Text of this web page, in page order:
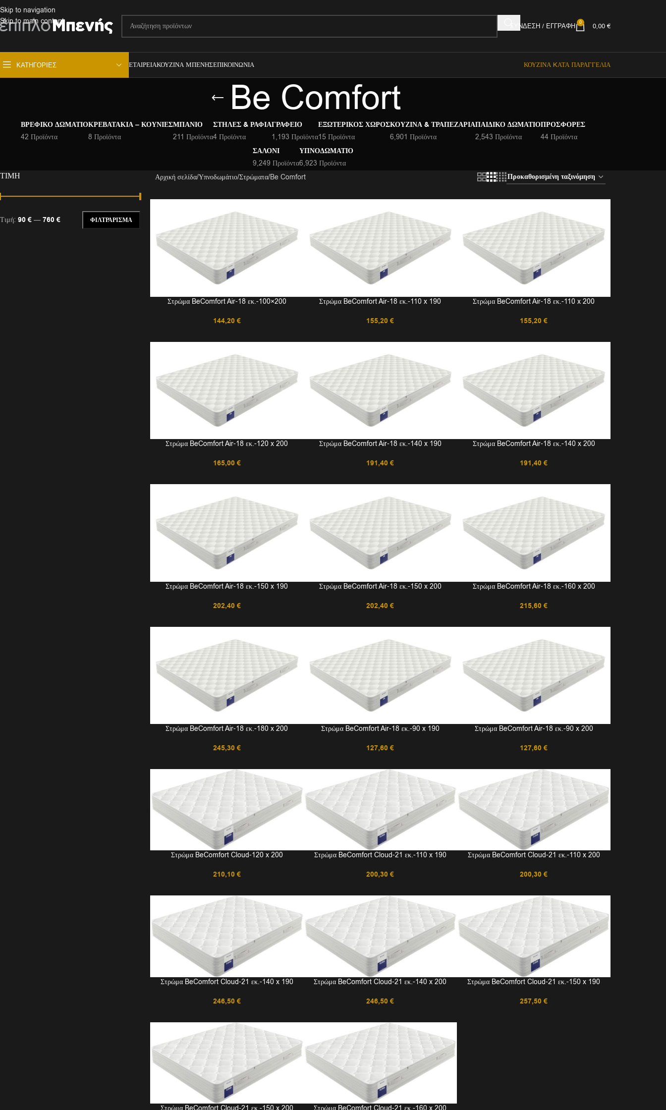
Skip to navigation
Skip to main content
ΣΎΝΔΕΣΗ / ΕΓΓΡΑΦΉ 0 0,00 €
ΚΑΤΗΓΟΡΊΕΣ ΕΤΑΙΡΕΊΑΚΟΥΖΊΝΑ ΜΠΕΝΉΣΕΠΙΚΟΙΝΩΝΊΑ ΚΟΥΖΊΝΑ KΑΤΆ ΠΑΡΑΓΓΕΛΊΑ
Be Comfort
ΒΡΕΦΙΚΌ ΔΩΜΆΤΙΟ
42 Προϊόντα
ΚΡΕΒΑΤΆΚΙΑ – ΚΟΎΝΙΕΣ
8 Προϊόντα
ΜΠΆΝΙΟ
211 Προϊόντα
ΣΤΉΛΕΣ & ΡΆΦΙΑ
4 Προϊόντα
ΓΡΑΦΕΊΟ
1,193 Προϊόντα
ΕΞΩΤΕΡΙΚΌΣ ΧΏΡΟΣ
15 Προϊόντα
ΚΟΥΖΊΝΑ & ΤΡΑΠΕΖΑΡΊΑ
6,901 Προϊόντα
ΠΑΙΔΙΚΌ ΔΩΜΆΤΙΟ
2,543 Προϊόντα
ΠΡΟΣΦΟΡΈΣ
44 Προϊόντα
ΣΑΛΌΝΙ
9,249 Προϊόντα
ΥΠΝΟΔΩΜΆΤΙΟ
6,923 Προϊόντα
ΤΙΜΉ
ΦΙΛΤΡΆΡΙΣΜΑ
Τιμή: 90 € — 760 €
Αρχική σελίδα Υπνοδωμάτιο Στρώματα Be Comfort
Στρώμα BeComfort Air-18 εκ.-100×200
144,20 €
Στρώμα BeComfort Air-18 εκ.-110 x 190
155,20€
Στρώμα BeComfort Air-18 εκ.-110 x 200
155,20€
Στρώμα BeComfort Air-18 εκ.-120 x 200
165,00 €
Στρώμα BeComfort Air-18 εκ.-140 x 190
191,40€
Στρώμα BeComfort Air-18 εκ.-140 x 200
191,40€
Στρώμα BeComfort Air-18 εκ.-150 x 190
202,40 €
Στρώμα BeComfort Air-18 εκ.-150 x 200
202,40€
Στρώμα BeComfort Air-18 εκ.-160 x 200
215,60€
Στρώμα BeComfort Air-18 εκ.-180 x 200
245,30 €
Στρώμα BeComfort Air-18 εκ.-90 x 190
127,60€
Στρώμα BeComfort Air-18 εκ.-90 x 200
127,60€
Στρώμα BeComfort Cloud-120 x 200
210,10 €
Στρώμα BeComfort Cloud-21 εκ.-110 x 190
200,30€
Στρώμα BeComfort Cloud-21 εκ.-110 x 200
200,30€
Στρώμα BeComfort Cloud-21 εκ.-140 x 190
246,50 €
Στρώμα BeComfort Cloud-21 εκ.-140 x 200
246,50€
Στρώμα BeComfort Cloud-21 εκ.-150 x 190
257,50€